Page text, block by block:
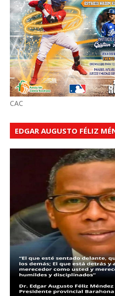
CAC
EDGAR AUGUSTO FÉLIZ